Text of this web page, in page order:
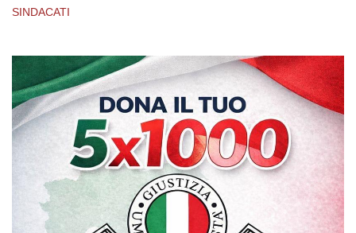
SINDACATI